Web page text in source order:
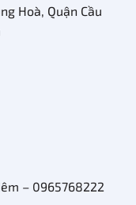
Hoà, Quận Cầu
– 0965768222